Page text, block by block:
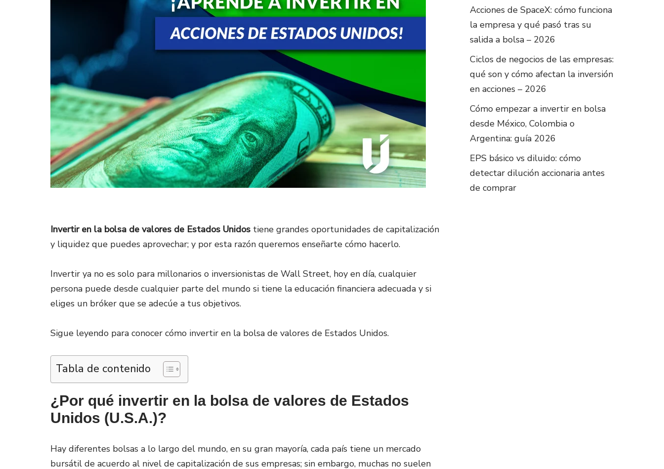
Invertir en la bolsa de valores de Estados Unidos tiene grandes oportunidades de capitalización
y liquidez que puedes aprovechar; y por esta razón queremos enseñarte cómo hacerlo.
Invertir ya no es solo para millonarios o inversionistas de Wall Street, hoy en día, cualquier
persona puede desde cualquier parte del mundo si tiene la educación financiera adecuada y si
eliges un bróker que se adecúe a tus objetivos.
Sigue leyendo para conocer cómo invertir en la bolsa de valores de Estados Unidos.
Tabla de contenido
¿Por qué invertir en la bolsa de valores de Estados
Unidos (U.S.A.)?
Hay diferentes bolsas a lo largo del mundo, en su gran mayoría, cada país tiene un mercado
bursátil de acuerdo al nivel de capitalización de sus empresas; sin embargo, muchas no suelen
Acciones de SpaceX: cómo funciona
la empresa y qué pasó tras su
salida a bolsa – 2026
Ciclos de negocios de las empresas:
qué son y cómo afectan la inversión
en acciones – 2026
Cómo empezar a invertir en bolsa
desde México, Colombia o
Argentina: guía 2026
EPS básico vs diluido: cómo
detectar dilución accionaria antes
de comprar